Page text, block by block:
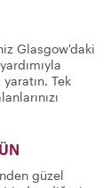
Glasgow'daki
Tek
güzel